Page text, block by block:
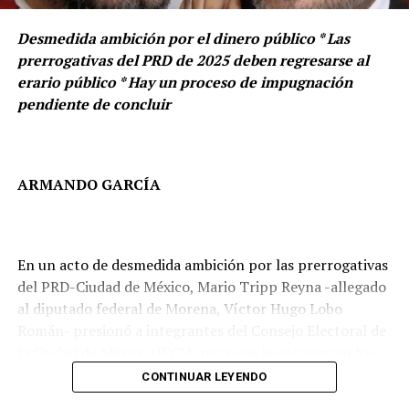
“La política debe traducirse en resultados, propuestas y
LEGISLADORAS SE DEFIENDEN
Nayeli Salvatori asegura que el video fue sacado de
Desmedida ambición por el dinero público * Las
prerrogativas del PRD de 2025 deben regresarse al
erario público * Hay un proceso de impugnación
pendiente de concluir
ARMANDO GARCÍA
En un acto de desmedida ambición por las prerrogativas
del PRD-Ciudad de México, Mario Tripp Reyna -allegado
al diputado federal de Morena, Víctor Hugo Lobo
recursos del partido.CONTINUAR LEYENDO